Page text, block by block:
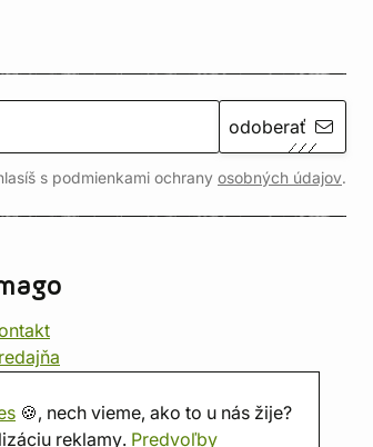
🍪, nech vieme, ako to u nás žije?
reklamy. Predvoľby
odoberať
s podmienkami ochrany osobných údajov.
nás
obchodu